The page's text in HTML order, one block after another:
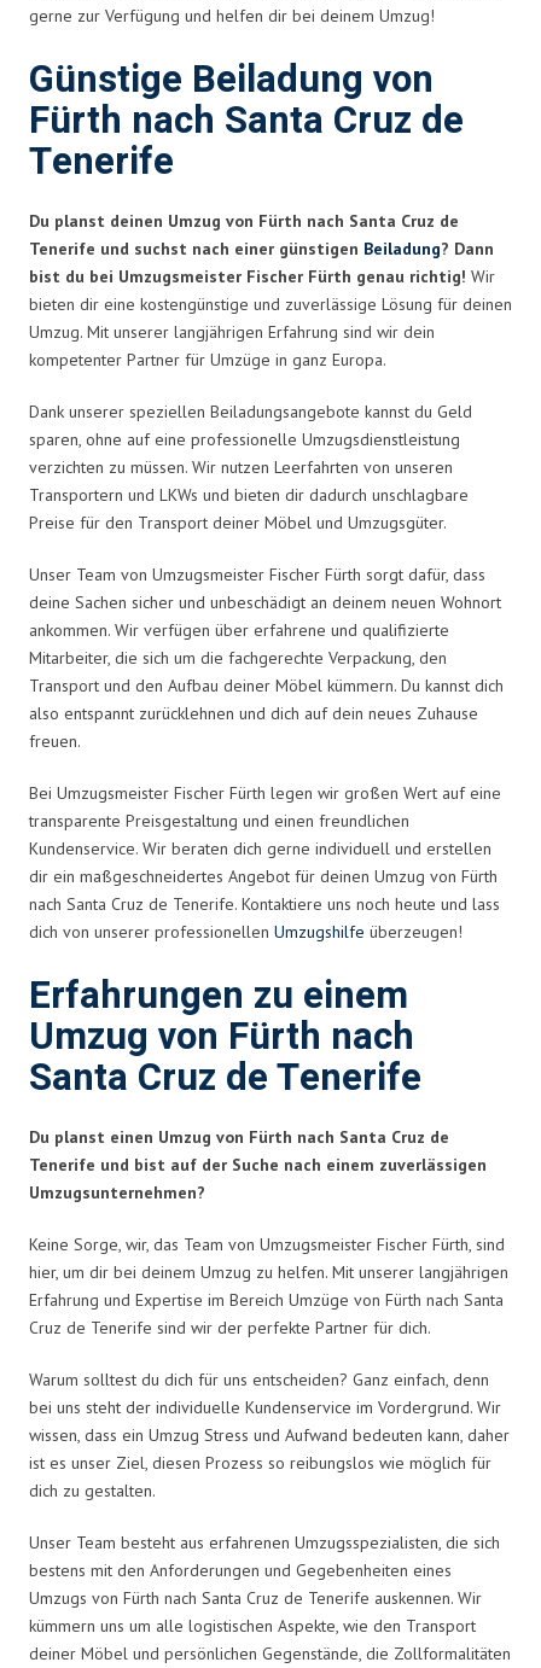
gerne zur Verfügung und helfen dir bei deinem Umzug!
Günstige Beiladung von
Fürth nach Santa Cruz de
Tenerife
Du planst deinen Umzug von Fürth nach Santa Cruz de
Tenerife und suchst nach einer günstigen Beiladung? Dann
bist du bei Umzugsmeister Fischer Fürth genau richtig! Wir
bieten dir eine kostengünstige und zuverlässige Lösung für deinen
Umzug. Mit unserer langjährigen Erfahrung sind wir dein
kompetenter Partner für Umzüge in ganz Europa.
Dank unserer speziellen Beiladungsangebote kannst du Geld
sparen, ohne auf eine professionelle Umzugsdienstleistung
verzichten zu müssen. Wir nutzen Leerfahrten von unseren
Transportern und LKWs und bieten dir dadurch unschlagbare
Preise für den Transport deiner Möbel und Umzugsgüter.
Unser Team von Umzugsmeister Fischer Fürth sorgt dafür, dass
deine Sachen sicher und unbeschädigt an deinem neuen Wohnort
ankommen. Wir verfügen über erfahrene und qualifizierte
Mitarbeiter, die sich um die fachgerechte Verpackung, den
Transport und den Aufbau deiner Möbel kümmern. Du kannst dich
also entspannt zurücklehnen und dich auf dein neues Zuhause
freuen.
Bei Umzugsmeister Fischer Fürth legen wir großen Wert auf eine
transparente Preisgestaltung und einen freundlichen
Kundenservice. Wir beraten dich gerne individuell und erstellen
dir ein maßgeschneidertes Angebot für deinen Umzug von Fürth
nach Santa Cruz de Tenerife. Kontaktiere uns noch heute und lass
dich von unserer professionellen Umzugshilfe überzeugen!
Erfahrungen zu einem
Umzug von Fürth nach
Santa Cruz de Tenerife
Du planst einen Umzug von Fürth nach Santa Cruz de
Tenerife und bist auf der Suche nach einem zuverlässigen
Umzugsunternehmen?
Keine Sorge, wir, das Team von Umzugsmeister Fischer Fürth, sind
hier, um dir bei deinem Umzug zu helfen. Mit unserer langjährigen
Erfahrung und Expertise im Bereich Umzüge von Fürth nach Santa
Cruz de Tenerife sind wir der perfekte Partner für dich.
Warum solltest du dich für uns entscheiden? Ganz einfach, denn
bei uns steht der individuelle Kundenservice im Vordergrund. Wir
wissen, dass ein Umzug Stress und Aufwand bedeuten kann, daher
ist es unser Ziel, diesen Prozess so reibungslos wie möglich für
dich zu gestalten.
Unser Team besteht aus erfahrenen Umzugsspezialisten, die sich
bestens mit den Anforderungen und Gegebenheiten eines
Umzugs von Fürth nach Santa Cruz de Tenerife auskennen. Wir
kümmern uns um alle logistischen Aspekte, wie den Transport
deiner Möbel und persönlichen Gegenstände, die Zollformalitäten